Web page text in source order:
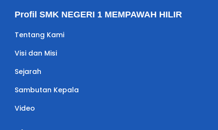
Profil SMK NEGERI 1 MEMPAWAH HILIR
Tentang Kami
Visi dan Misi
Sejarah
Sambutan Kepala
Video